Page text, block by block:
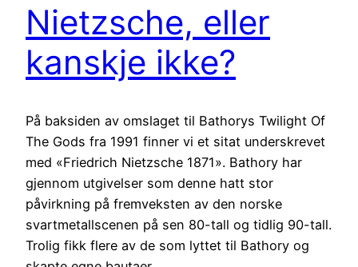
Nietzsche, eller
kanskje ikke?
På baksiden av omslaget til Bathorys Twilight Of
The Gods fra 1991 finner vi et sitat underskrevet
med «Friedrich Nietzsche 1871». Bathory har
gjennom utgivelser som denne hatt stor
påvirkning på fremveksten av den norske
svartmetallscenen på sen 80-tall og tidlig 90-tall.
Trolig fikk flere av de som lyttet til Bathory og